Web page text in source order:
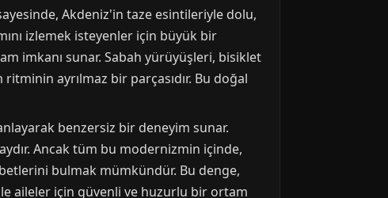
Akdeniz'in taze esintileriyle dolu,
izlemek isteyenler için büyük bir
imkanı sunar. Sabah yürüyüşleri, bisiklet
ayrılmaz bir parçasıdır. Bu doğal
benzersiz bir deneyim sunar.
Ancak tüm bu modernizmin içinde,
bulmak mümkündür. Bu denge,
aileler için güvenli ve huzurlu bir ortam